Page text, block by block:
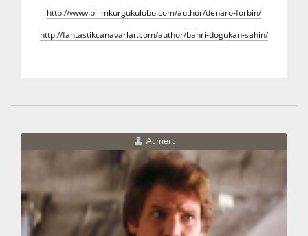
http://www.bilimkurgukulubu.com/author/denaro-forbin/
http://fantastikcanavarlar.com/author/bahri-dogukan-sahin/
Acmert